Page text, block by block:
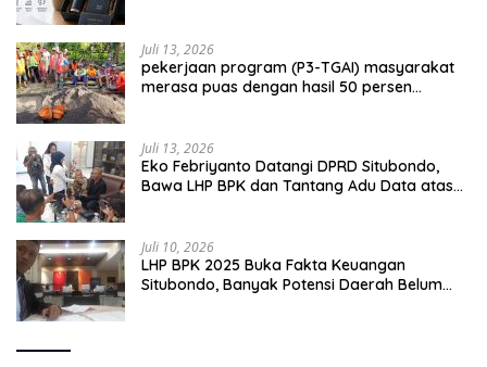
Juli 13, 2026
pekerjaan program (P3-TGAI) masyarakat
merasa puas dengan hasil 50 persen
Juli 13, 2026
Eko Febriyanto Datangi DPRD Situbondo,
Bawa LHP BPK dan Tantang Adu Data atas
Juli 10, 2026
LHP BPK 2025 Buka Fakta Keuangan
Situbondo, Banyak Potensi Daerah Belum